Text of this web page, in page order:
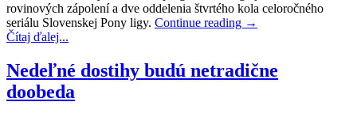
rovinových zápolení a dve oddelenia štvrtého kola celoročného
seriálu Slovenskej Pony ligy. Continue reading →
Čítaj ďalej...
Nedeľné dostihy budú netradične
doobeda